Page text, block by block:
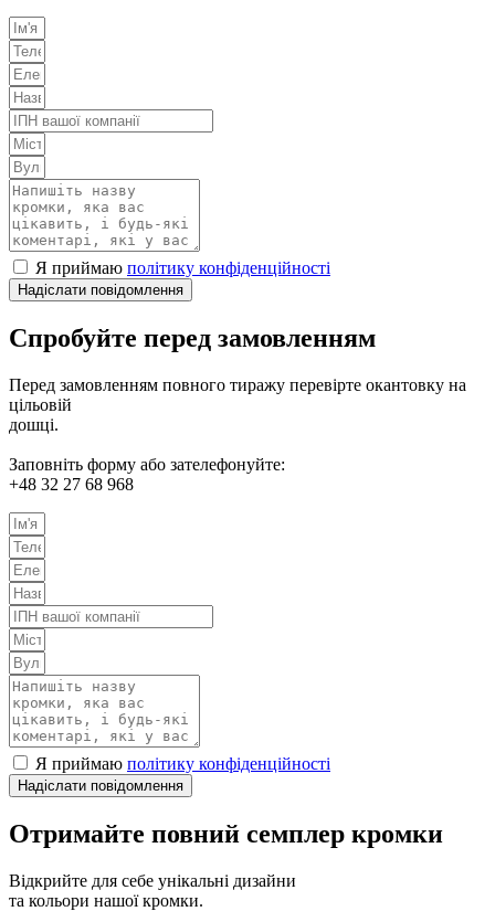
Я приймаю політику конфіденційності
Надіслати повідомлення
Спробуйте перед замовленням
Перед замовленням повного тиражу перевірте окантовку на
цільовій
дошці.
Заповніть форму або зателефонуйте:
+48 32 27 68 968
Я приймаю політику конфіденційності
Надіслати повідомлення
Отримайте повний семплер кромки
Відкрийте для себе унікальні дизайни
та кольори нашої кромки.